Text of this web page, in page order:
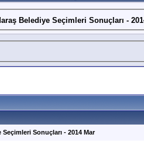
Belediye Seçimleri Sonuçları -
Seçimleri Sonuçları - 2014 Mar